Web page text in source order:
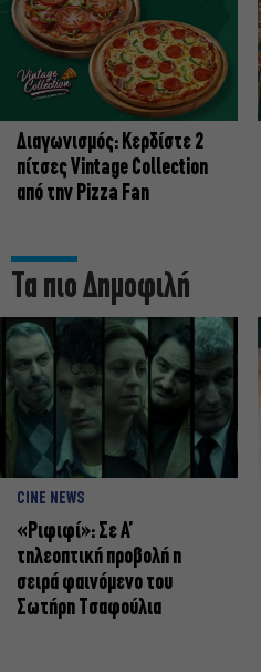
Διαγωνισμός: Κερδίστε 2
πίτσες Vintage Collection
από την Pizza Fan
Τα πιο Δημοφιλή
CINE NEWS
«Ριφιφί»: Σε Α’
τηλεοπτική προβολή η
σειρά φαινόμενο του
Σωτήρη Τσαφούλια